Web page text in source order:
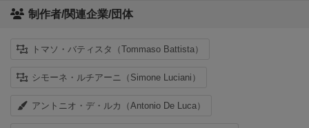
制作者/関連企業/団体
トマソ・バティスタ（Tommaso Battista）
シモーネ・ルチアーニ（Simone Luciani）
アントニオ・デ・ルカ（Antonio De Luca）